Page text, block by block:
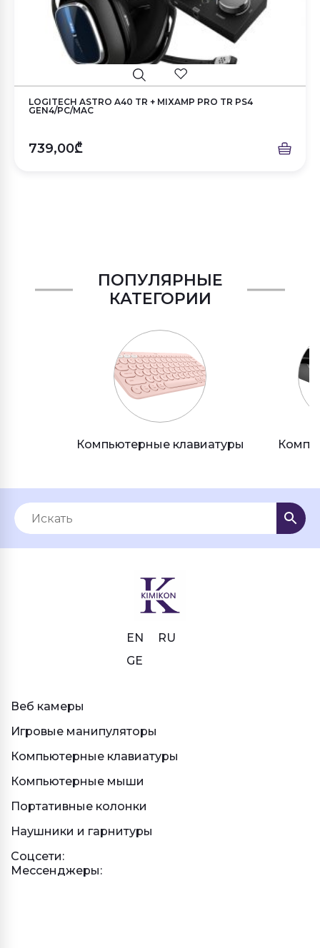
LOGITECH ASTRO A40 TR + MIXAMP PRO TR PS4
GEN4/PC/MAC
739,00₾
ПОПУЛЯРНЫЕ
КАТЕГОРИИ
Компьютерные клавиатуры
Веб камеры
Игровые манипуляторы
Компьютерные клавиатуры
Компьютерные мыши
EN
RU
GE
Портативные колонки
Наушники и гарнитуры
Соцсети:
Мессенджеры: